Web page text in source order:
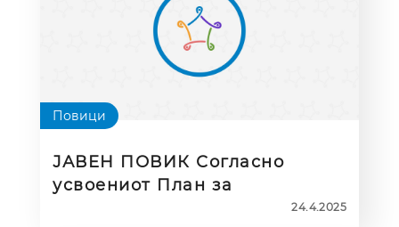
Повици
ЈАВЕН ПОВИК Согласно
усвоениот План за
24.4.2025